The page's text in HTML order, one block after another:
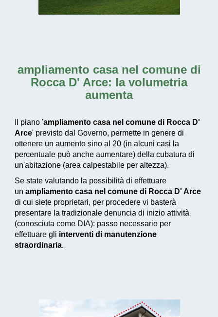
ampliamento casa nel comune di
Rocca D' Arce: la volumetria
aumenta
Il piano 'ampliamento casa nel comune di Rocca D'
Arce' previsto dal Governo, permette in genere di
ottenere un aumento sino al 20 (in alcuni casi la
percentuale può anche aumentare) della cubatura di
un'abitazione (area calpestabile per altezza).
Se state valutando la possibilità di effettuare
un ampliamento casa nel comune di Rocca D' Arce
di cui siete proprietari, per procedere vi basterà
presentare la tradizionale denuncia di inizio attività
(conosciuta come DIA): passo necessario per
effettuare gli interventi di manutenzione
straordinaria.